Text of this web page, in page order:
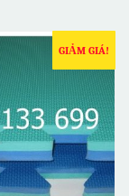
GIẢM GIÁ!